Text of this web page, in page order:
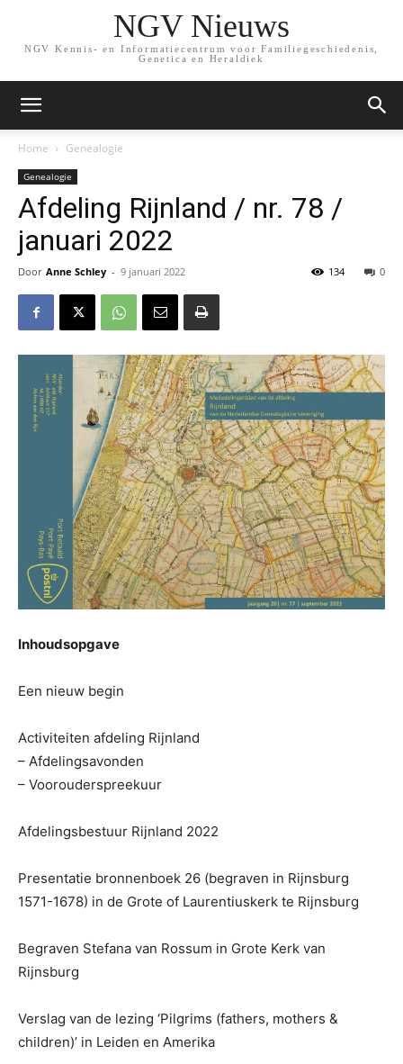
NGV Nieuws
NGV Kennis- en Informatiecentrum voor Familiegeschiedenis,
Genetica en Heraldiek
Home Genealogie
Genealogie
Afdeling Rijnland / nr. 78 /
januari 2022
Door Anne Schley - 9 januari 2022 0
134
Inhoudsopgave
Een nieuw begin
Activiteiten afdeling Rijnland
– Afdelingsavonden
– Voorouderspreekuur
Afdelingsbestuur Rijnland 2022
Presentatie bronnenboek 26 (begraven in Rijnsburg
1571-1678) in de Grote of Laurentiuskerk te Rijnsburg
Begraven Stefana van Rossum in Grote Kerk van
Rijnsburg
Verslag van de lezing ‘Pilgrims (fathers, mothers &
children)’ in Leiden en Amerika